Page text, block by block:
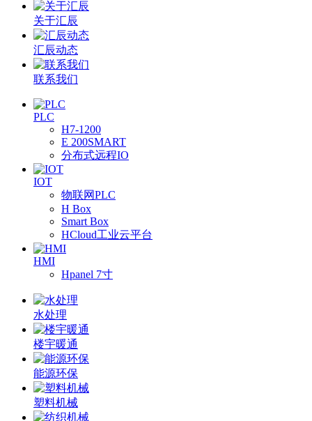
关于汇辰
汇辰动态
联系我们
PLC
H7-1200
E 200SMART
分布式远程IO
IOT
物联网PLC
H Box
Smart Box
HCloud工业云平台
HMI
Hpanel 7寸
水处理
楼宇暖通
能源环保
塑料机械